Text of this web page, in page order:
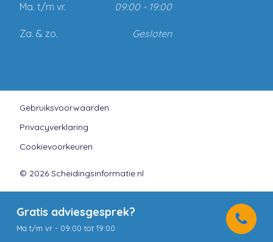
Ma. t/m vr. 09:00 - 19:00
Za. & zo. Gesloten
© 2026 Scheidingsinformatie.nl
Gebruiksvoorwaarden
Privacyverklaring
Cookievoorkeuren
Gratis adviesgesprek?
Ma t/m vr - 09:00 tot 19:00